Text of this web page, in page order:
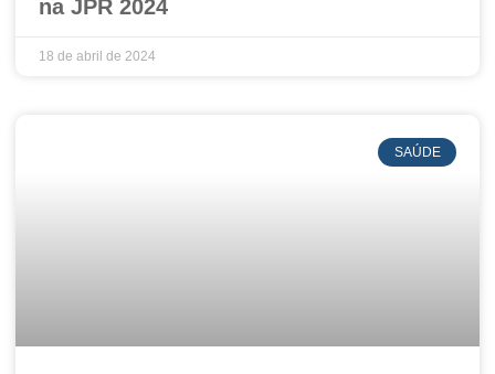
na JPR 2024
18 de abril de 2024
SAÚDE